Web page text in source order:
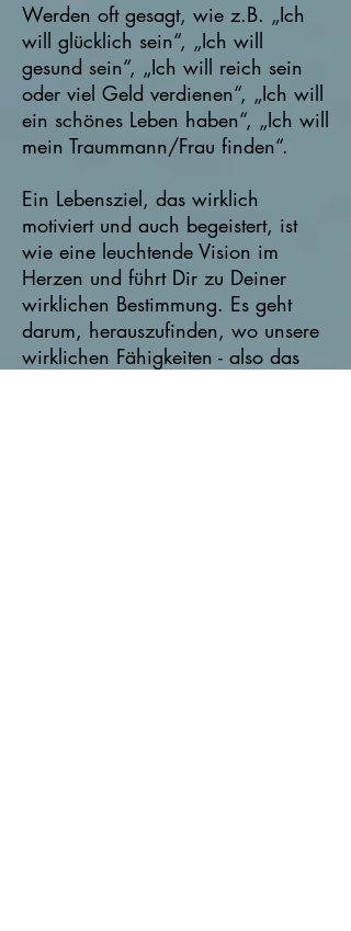
Werden oft gesagt, wie z.B. „Ich
will glücklich sein“, „Ich will
gesund sein“, „Ich will reich sein
oder viel Geld verdienen“, „Ich will
ein schönes Leben haben“, „Ich will
mein Traummann/Frau finden“.
Ein Lebensziel, das wirklich
motiviert und auch begeistert, ist
wie eine leuchtende Vision im
Herzen und führt Dir zu Deiner
wirklichen Bestimmung. Es geht
darum, herauszufinden, wo unsere
wirklichen Fähigkeiten - also das